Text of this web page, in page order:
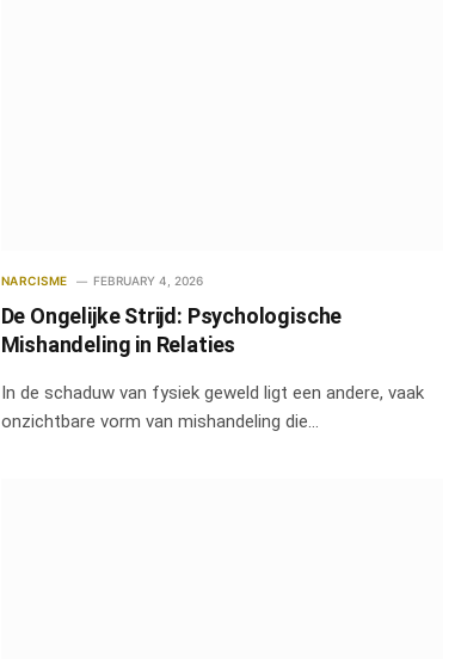
NARCISME FEBRUARY 4, 2026
De Ongelijke Strijd: Psychologische
Mishandeling in Relaties
In de schaduw van fysiek geweld ligt een andere, vaak
onzichtbare vorm van mishandeling die…